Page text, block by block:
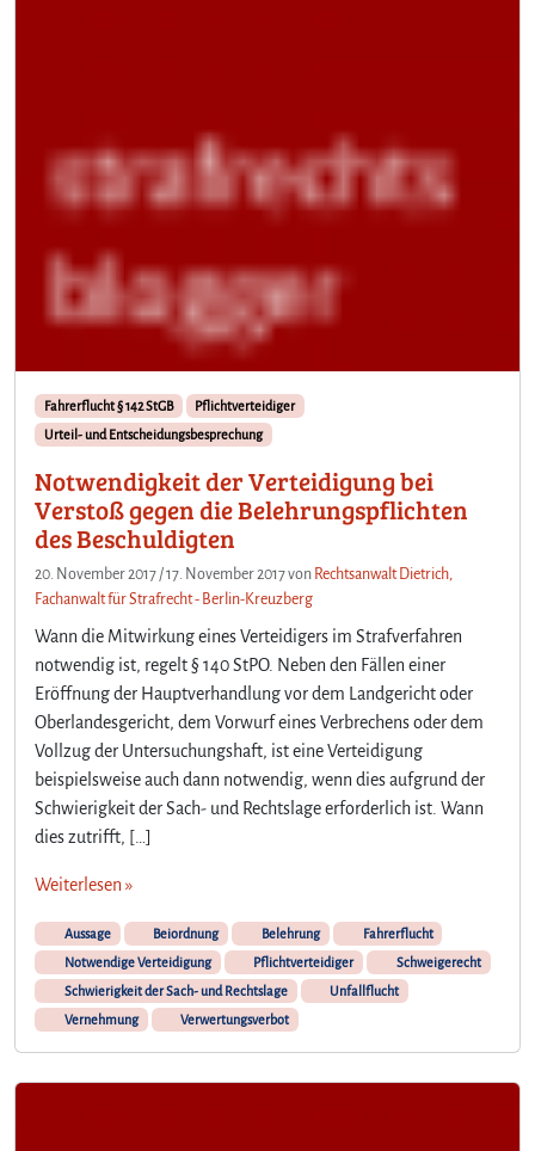
Fahrerflucht § 142 StGB
Pflichtverteidiger
Urteil- und Entscheidungsbesprechung
Notwendigkeit der Verteidigung bei
Verstoß gegen die Belehrungspflichten
des Beschuldigten
20. November 2017 /17. November 2017von Rechtsanwalt Dietrich,
Fachanwalt für Strafrecht - Berlin-Kreuzberg
Wann die Mitwirkung eines Verteidigers im Strafverfahren
notwendig ist, regelt § 140 StPO. Neben den Fällen einer
Eröffnung der Hauptverhandlung vor dem Landgericht oder
Oberlandesgericht, dem Vorwurf eines Verbrechens oder dem
Vollzug der Untersuchungshaft, ist eine Verteidigung
beispielsweise auch dann notwendig, wenn dies aufgrund der
Schwierigkeit der Sach- und Rechtslage erforderlich ist. Wann
dies zutrifft, […]
Weiterlesen »
Aussage Beiordnung Belehrung
Fahrerflucht
Notwendige Verteidigung
Pflichtverteidiger
Schweigerecht
Schwierigkeit der Sach- und Rechtslage
Unfallflucht
Vernehmung
Verwertungsverbot